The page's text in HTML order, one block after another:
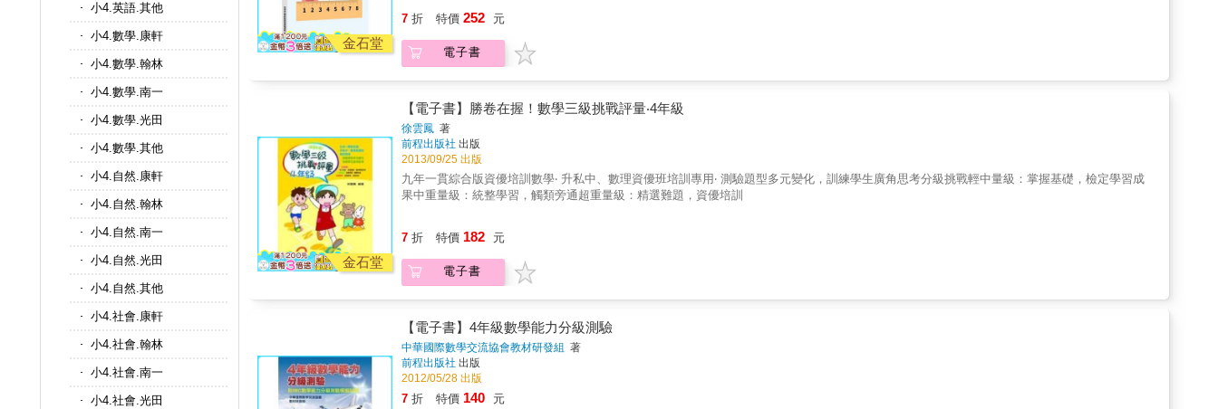
小4.英語.其他
小4.數學.康軒
小4.數學.翰林
小4.數學.南一
小4.數學.光田
小4.數學.其他
小4.自然.康軒
小4.自然.翰林
小4.自然.南一
小4.自然.光田
小4.自然.其他
小4.社會.康軒
小4.社會.翰林
小4.社會.南一
小4.社會.光田
金石堂
主旨觀念，以生活議題形式引導學生探究思考，從掌握概念到懂得實際應用解題，從此再也不怕素養數學題。素養其實並不難！5大看點快速掌握
要領 1.將生活情境議題納入題組2.引導學生循序漸進地思考3.充分掌握自我學習的狀況4.簡潔的排版讓做題更輕鬆5.詳盡的解題資訊一看就懂現今
「素養」正是生活與升學的關鍵，將帶領學生理解新課綱的素養概念，從生活中探索數字的多重運用，透過練習具備將知識實際應用在生活的能
7 折 特價 252 元
電子書
金石堂
【電子書】勝卷在握！數學三級挑戰評量‧4年級
徐雲鳳 著
前程出版社 出版
2013/09/25 出版
九年一貫綜合版資優培訓數學‧ 升私中、數理資優班培訓專用‧ 測驗題型多元變化，訓練學生廣角思考分級挑戰輕中量級：掌握基礎，檢定學習成
果中重量級：統整學習，觸類旁通超重量級：精選難題，資優培訓
7 折 特價 182 元
電子書
【電子書】4年級數學能力分級測驗
中華國際數學交流協會教材研發組 著
前程出版社 出版
2012/05/28 出版
7 折 特價 140 元